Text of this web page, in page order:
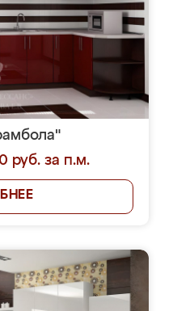
руб. за п.м.